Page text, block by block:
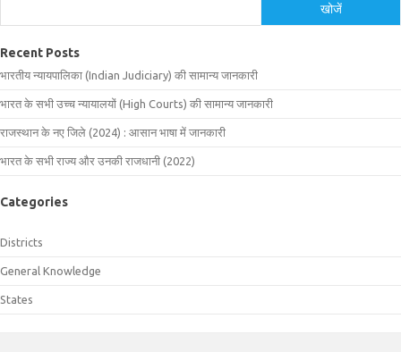
खोजें
Recent Posts
भारतीय न्यायपालिका (Indian Judiciary) की सामान्य जानकारी
भारत के सभी उच्च न्यायालयों (High Courts) की सामान्य जानकारी
राजस्थान के नए जिले (2024) : आसान भाषा में जानकारी
भारत के सभी राज्य और उनकी राजधानी (2022)
Categories
Districts
General Knowledge
States